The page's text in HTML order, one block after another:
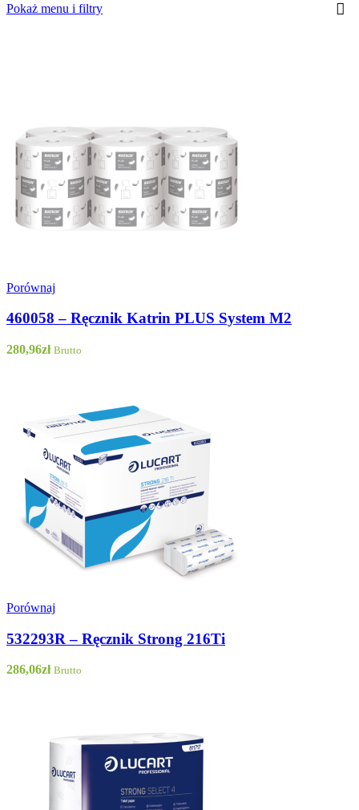
Pokaż menu i filtry
Porównaj
460058 – Ręcznik Katrin PLUS System M2
280,96zł Brutto
Porównaj
532293R – Ręcznik Strong 216Ti
286,06zł Brutto